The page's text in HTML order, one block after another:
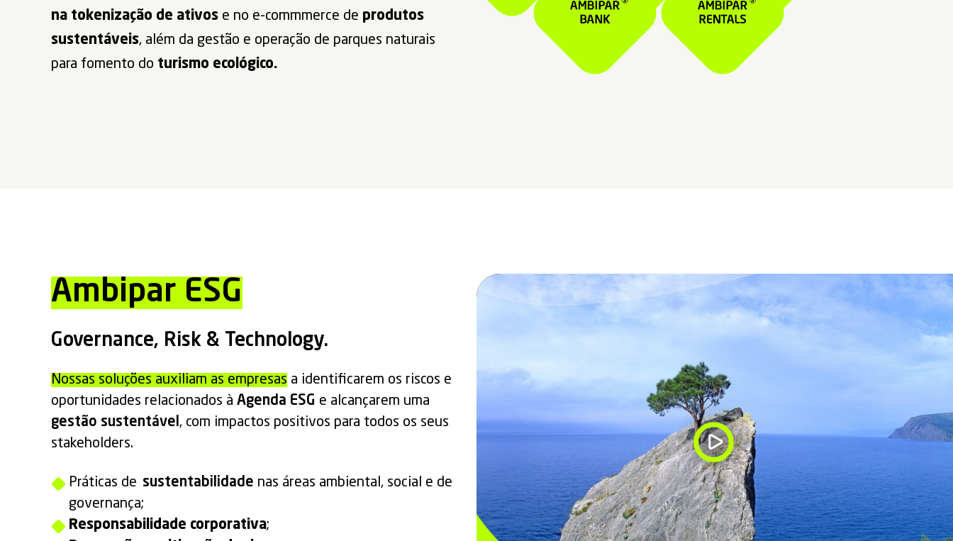
na tokenização de ativos e no e-commmerce de produtos
sustentáveis, além da gestão e operação de parques naturais
para fomento do turismo ecológico.
Ambipar ESG
Governance, Risk & Technology.
Nossas soluções auxiliam as empresas a identificarem os riscos e
oportunidades relacionados à Agenda ESG e alcançarem uma
gestão sustentável, com impactos positivos para todos os seus
stakeholders.
Práticas de sustentabilidade nas áreas ambiental, social e de
governança;
Responsabilidade corporativa;